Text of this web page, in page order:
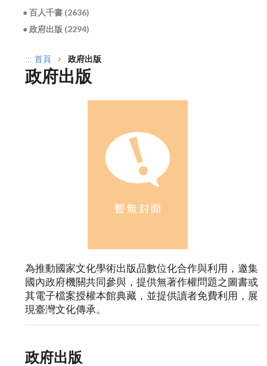
● 百人千書 (2636)
● 政府出版 (2294)
::: 首頁 政府出版
政府出版
為推動國家文化學術出版品數位化合作與利用，邀集
國內政府機關共同參與，提供無著作權問題之圖書或
其電子檔案授權本館典藏，並提供讀者免費利用，展
現臺灣文化傳承。
政府出版